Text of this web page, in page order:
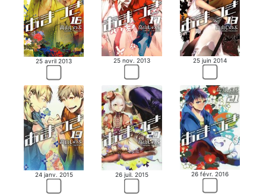
25 avril 2013 25 nov. 2013 25 juin 2014
24 janv. 2015 26 juil. 2015 26 févr. 2016